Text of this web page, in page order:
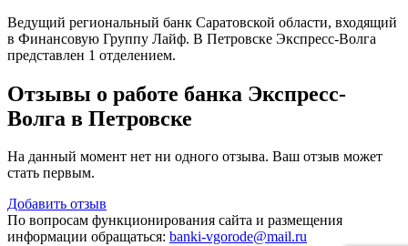
Ведущий региональный банк Саратовской области, входящий
в Финансовую Группу Лайф. В Петровске Экспресс-Волга
представлен 1 отделением.
Отзывы о работе банка Экспресс-
Волга в Петровске
На данный момент нет ни одного отзыва. Ваш отзыв может
стать первым.
Добавить отзыв
По вопросам функционирования сайта и размещения
информации обращаться: banki-vgorode@mail.ru